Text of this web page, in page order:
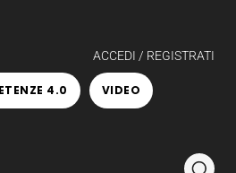
ACCEDI / REGISTRATI
4.0 VIDEO